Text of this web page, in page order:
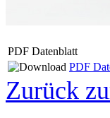
PDF Datenblatt
PDF
Zurück